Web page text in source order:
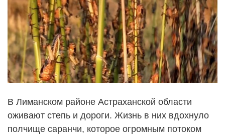
В Лиманском районе Астраханской области
оживают степь и дороги. Жизнь в них вдохнуло
полчище саранчи, которое огромным потоком